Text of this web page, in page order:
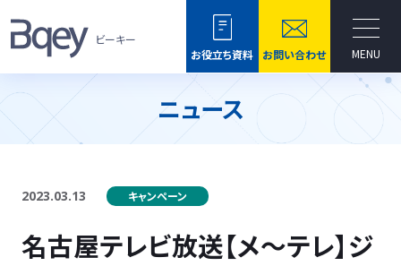
ビーキー
お役立ち資料
お問い合わせ MENU
ニュース
2023.03.13 キャンペーン
名古屋テレビ放送【メ～テレ】ジ